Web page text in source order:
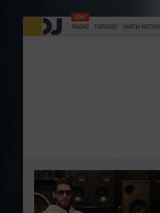
РАДИО TOP100DJ ЧАРТЫ HOT100